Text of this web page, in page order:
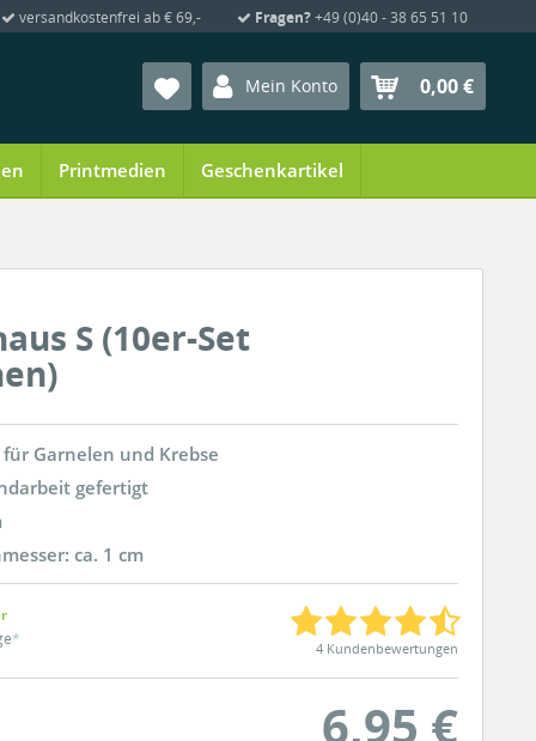
versandkostenfrei ab € 69,- Fragen?+49 (0)40 - 38 65 51 10
Mein Konto 0,00 €
Printmedien Geschenkartikel
S (10er-Set
Garnelen und Krebse
gefertigt
ca. 1 cm
* 4 Kundenbewertungen
6,95 €